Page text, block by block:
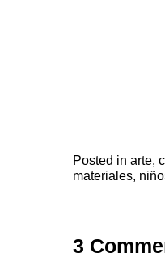
Posted in arte,
materiales,
3